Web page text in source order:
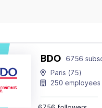
BDO
6756
Paris (75)
250 employees